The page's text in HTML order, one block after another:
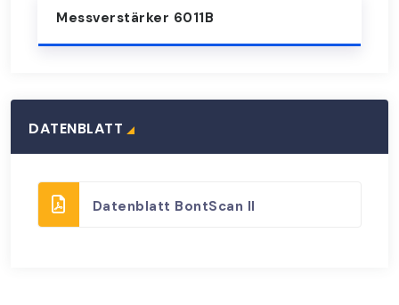
Messverstärker 6011B
DATENBLATT
Datenblatt BontScan II